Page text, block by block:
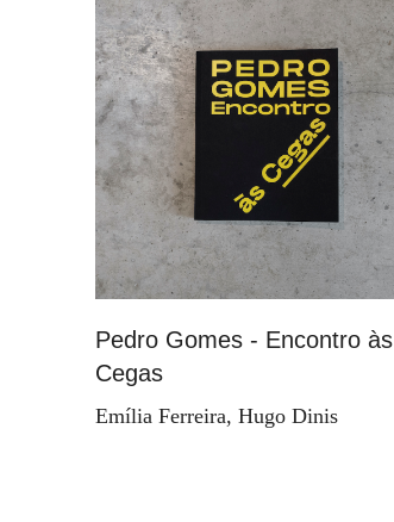
Pedro Gomes - Encontro às
Cegas
Emília Ferreira, Hugo Dinis